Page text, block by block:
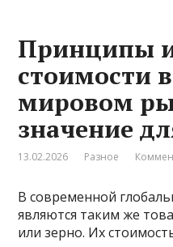
Принципы
стоимости
мировом
значение
13.02.2026 Разное
В современной
являются таким же
или зерно. Их